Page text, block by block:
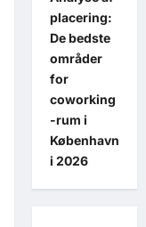
placering:
De bedste
områder
for
coworking
-rum i
København
i 2026